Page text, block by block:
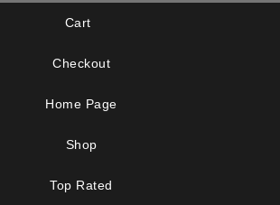
Cart
Checkout
Home Page
Shop
Top Rated